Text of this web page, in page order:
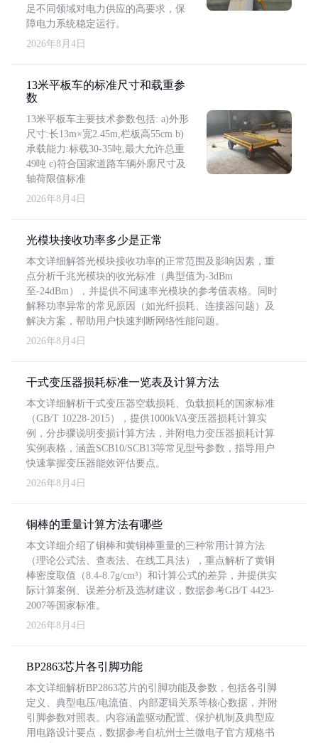
足不同领域对电力供应的高要求，保
障电力系统稳定运行。
2026年8月4日
13米平板车的标准尺寸和载重参
数
13米平板车主要技术参数包括: a)外形
尺寸:长13m×宽2.45m,栏板高55cm b)
承载能力:标载30-35吨,最大允许总重
49吨 c)符合国家道路车辆外廓尺寸及
轴荷限值标准
2026年8月4日
光模块接收功率多少是正常
本文详细解答光模块接收功率的正常范围及影响因素，重
点分析千兆光模块的收光标准（典型值为-3dBm
至-24dBm），并提供不同速率光模块的参考值表格。同时
解释功率异常的常见原因（如光纤损耗、连接器问题）及
解决方案，帮助用户快速判断网络性能问题。
2026年8月4日
干式变压器损耗标准一览表及计算方法
本文详细解析干式变压器空载损耗、负载损耗的国家标准
（GB/T 10228-2015），提供1000kVA变压器损耗计算实
例，分步骤说明变损计算方法，并附电力变压器损耗计算
实例表格，涵盖SCB10/SCB13等常见型号参数，指导用户
快速掌握变压器能效评估要点。
2026年8月4日
铜棒的重量计算方法有哪些
本文详细介绍了铜棒和黄铜棒重量的三种常用计算方法
（理论公式法、查表法、在线工具法），重点解析了黄铜
棒密度取值（8.4-8.7g/cm³）和计算公式的差异，并提供实
际计算案例、误差分析及选材建议，数据参考GB/T 4423-
2007等国家标准。
2026年8月4日
BP2863芯片各引脚功能
本文详细解析BP2863芯片的引脚功能及参数，包括各引脚
定义、典型电压/电流值、内部逻辑关系等核心数据，并附
引脚参数对照表。内容涵盖驱动配置、保护机制及典型应
用电路设计要点，数据参考自杭州士兰微电子官方规格书